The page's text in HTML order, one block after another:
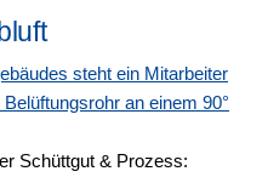
Schüttgut & Prozess: